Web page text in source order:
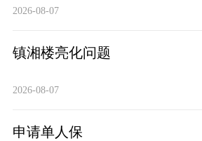
2026-08-07
镇湘楼亮化问题
2026-08-07
申请单人保